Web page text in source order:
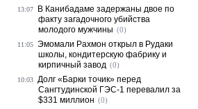
13:07
В Канибадаме задержаны двое по
факту загадочного убийства
молодого мужчины (0)
11:05 Эмомали Рахмон открыл в Рудаки
школы, кондитерскую фабрику и
кирпичный завод (0)
10:03 Долг «Барки точик» перед
Сангтудинской ГЭС-1 перевалил за
$331 миллион (0)